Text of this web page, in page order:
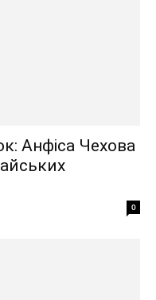
Анфіса Чехова
0